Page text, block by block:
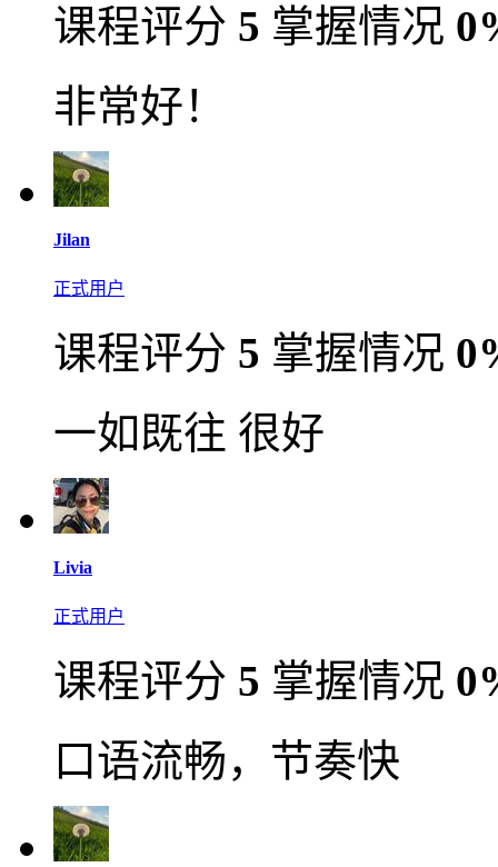
课程评分 5 掌握情况
非常好！
Jilan
正式用户
课程评分 5 掌握情况
一如既往 很好
Livia
正式用户
课程评分 5 掌握情况
口语流畅，节奏快